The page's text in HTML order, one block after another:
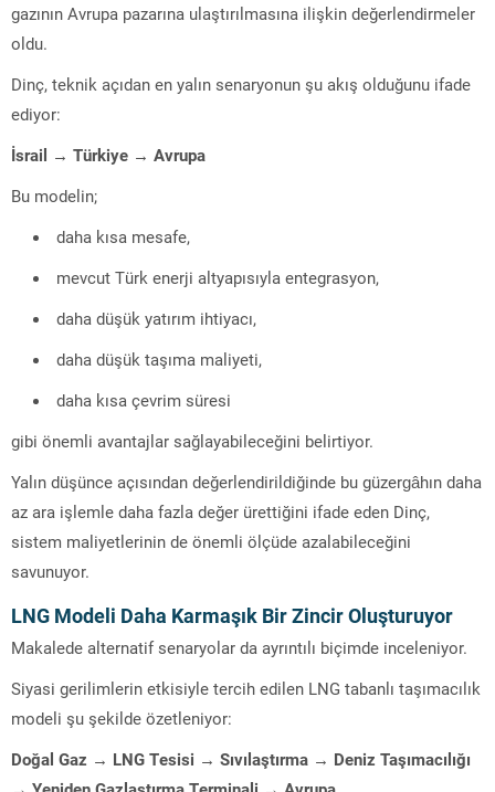
gazının Avrupa pazarına ulaştırılmasına ilişkin değerlendirmeler
oldu.
Dinç, teknik açıdan en yalın senaryonun şu akış olduğunu ifade
ediyor:
İsrail → Türkiye → Avrupa
Bu modelin;
daha kısa mesafe,
mevcut Türk enerji altyapısıyla entegrasyon,
daha düşük yatırım ihtiyacı,
daha düşük taşıma maliyeti,
daha kısa çevrim süresi
gibi önemli avantajlar sağlayabileceğini belirtiyor.
Yalın düşünce açısından değerlendirildiğinde bu güzergâhın daha
az ara işlemle daha fazla değer ürettiğini ifade eden Dinç,
sistem maliyetlerinin de önemli ölçüde azalabileceğini
savunuyor.
LNG Modeli Daha Karmaşık Bir Zincir Oluşturuyor
Makalede alternatif senaryolar da ayrıntılı biçimde inceleniyor.
Siyasi gerilimlerin etkisiyle tercih edilen LNG tabanlı taşımacılık
modeli şu şekilde özetleniyor:
Doğal Gaz → LNG Tesisi → Sıvılaştırma → Deniz Taşımacılığı